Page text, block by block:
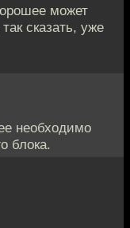
может
сказать, уже
необходимо
блока.